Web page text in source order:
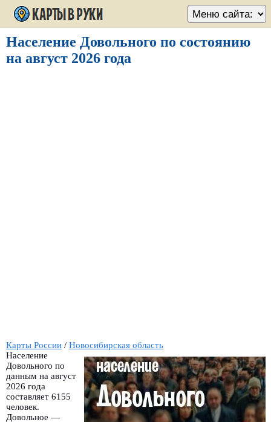
Население Довольного по состоянию
на август 2026 года
Карты России / Новосибирская область
Население
Довольного по
данным на август
2026 года
составляет 6155
человек.
Довольное —